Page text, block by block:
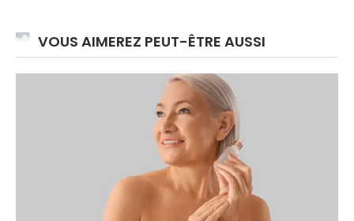
VOUS AIMEREZ PEUT-ÊTRE AUSSI